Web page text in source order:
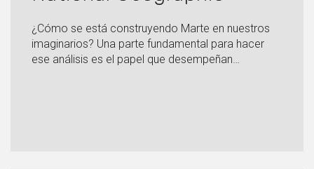
¿Cómo se está construyendo Marte en nuestros
imaginarios? Una parte fundamental para hacer
ese análisis es el papel que desempeñan…